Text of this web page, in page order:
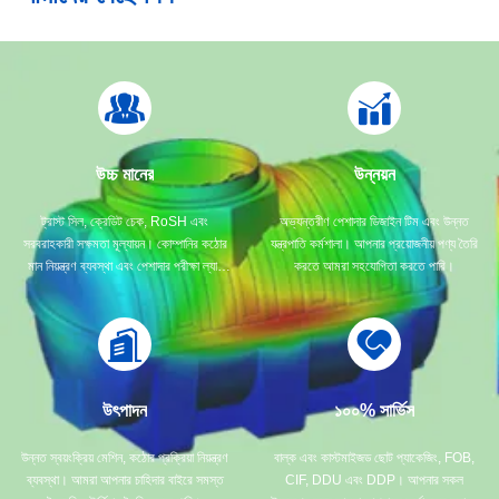
উচ্চ মানের
ট্রাস্ট সিল, ক্রেডিট চেক, RoSH এবং
সরবরাহকারী সক্ষমতা মূল্যায়ন। কোম্পানির কঠোর
মান নিয়ন্ত্রণ ব্যবস্থা এবং পেশাদার পরীক্ষা ল্যাব
রয়েছে।
উন্নয়ন
অভ্যন্তরীণ পেশাদার ডিজাইন টিম এবং উন্নত
যন্ত্রপাতি কর্মশালা। আপনার প্রয়োজনীয় পণ্য তৈরি
করতে আমরা সহযোগিতা করতে পারি।
উৎপাদন
উন্নত স্বয়ংক্রিয় মেশিন, কঠোর প্রক্রিয়া নিয়ন্ত্রণ
ব্যবস্থা। আমরা আপনার চাহিদার বাইরে সমস্ত
১০০% সার্ভিস
বাল্ক এবং কাস্টমাইজড ছোট প্যাকেজিং, FOB,
CIF, DDU এবং DDP। আপনার সকল